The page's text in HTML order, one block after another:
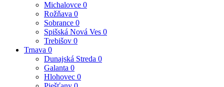
Michalovce 0
Rožňava 0
Sobrance 0
Spišská Nová Ves 0
Trebišov 0
Trnava 0
Dunajská Streda 0
Galanta 0
Hlohovec 0